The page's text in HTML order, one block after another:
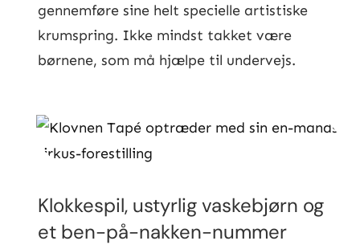
gennemføre sine helt specielle artistiske
krumspring. Ikke mindst takket være
børnene, som må hjælpe til undervejs.
Klokkespil, ustyrlig vaskebjørn og
et ben-på-nakken-nummer